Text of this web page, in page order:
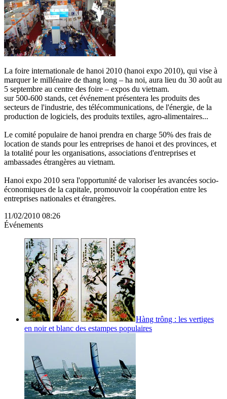
La foire internationale de hanoi 2010 (hanoi expo 2010), qui vise à
marquer le millénaire de thang long – ha noi, aura lieu du 30 août au
5 septembre au centre des foire – expos du vietnam.
sur 500-600 stands, cet événement présentera les produits des
secteurs de l'industrie, des télécommunications, de l'énergie, de la
production de logiciels, des produits textiles, agro-alimentaires...
Le comité populaire de hanoi prendra en charge 50% des frais de
location de stands pour les entreprises de hanoi et des provinces, et
la totalité pour les organisations, associations d'entreprises et
ambassades étrangères au vietnam.
Hanoi expo 2010 sera l'opportunité de valoriser les avancées socio-
économiques de la capitale, promouvoir la coopération entre les
entreprises nationales et étrangères.
11/02/2010 08:26
Événements
Hàng trông : les vertiges
en noir et blanc des estampes populaires